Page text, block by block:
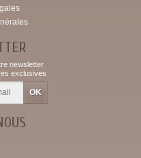
newsletter
exclusives